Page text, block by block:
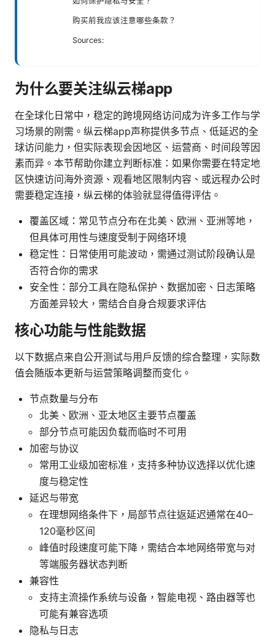
购买前我应该注意哪些条款？
Sources:
为什么要关注纵云梯app
在全球化日常中，稳定的跨境网络访问成为许多工作与学
习场景的刚需。纵云梯app声称提供多节点、低延迟的全
球访问能力，但实际表现会因地区、运营商、时间段等因
素而异。本节帮助你建立判断标准：如果你需要在特定地
区快速访问海外资源、观看地区限制内容、或远程办公时
需要稳定连接，纵云梯的体验就显得值得评估。
覆盖区域：常见节点分布在北美、欧洲、亚洲等地，
但具体可用性与速度受制于网络环境
稳定性：日常使用可能波动，需通过测试阶段确认是
否符合你的需求
安全性：部分工具在隐私保护、数据加密、日志策略
方面差异较大，需结合自身合规要求评估
核心功能与性能数据
以下数据点来自公开测试与用户反馈的综合整理，实际数
值会随版本更新与运营策略调整而变化。
节点数量与分布
北美、欧洲、亚太地区主要节点覆盖
部分节点可能因负载而临时不可用
加密与协议
常用工业级加密标准，支持多种协议选择以优化速
度与稳定性
延迟与带宽
在理想网络条件下，局部节点往返延迟通常在40–
120毫秒区间
峰值时段速度可能下降，需结合本地网络带宽与对
等端服务器状态判断
兼容性
支持主流操作系统与设备，智能电视、路由器等也
可能有兼容选项
隐私与日志